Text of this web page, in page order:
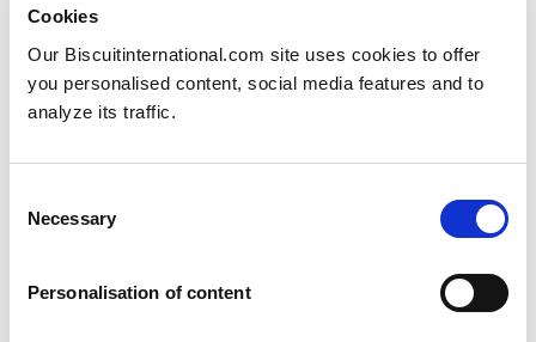
Cookies
Our Biscuitinternational.com site uses cookies to offer
you personalised content, social media features and to
analyze its traffic.
Selection
Necessary
Personalisation of content
2023
Publié le
20/11/2023
Lauréat des Free From Food Awards 2023 Nous...
View more